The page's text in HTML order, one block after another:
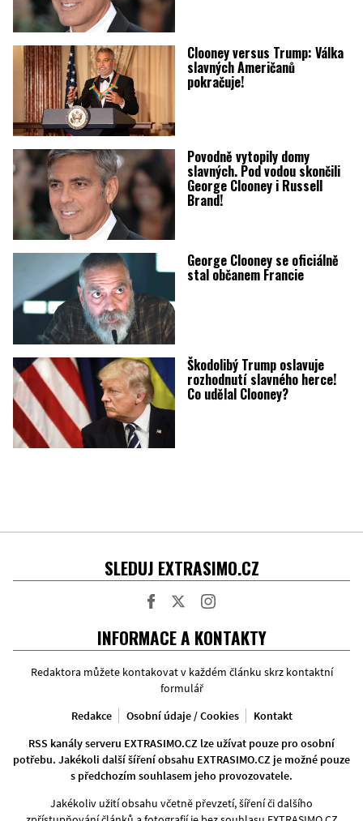
Clooney versus Trump: Válka
slavných Američanů
pokračuje!
Povodně vytopily domy
slavných. Pod vodou skončili
George Clooney i Russell
Brand!
George Clooney se oficiálně
stal občanem Francie
Škodolibý Trump oslavuje
rozhodnutí slavného herce!
Co udělal Clooney?
SLEDUJ EXTRASIMO.CZ
INFORMACE A KONTAKTY
Redaktora můžete kontakovat v každém článku skrz kontaktní
formulář
Redakce
Osobní údaje / Cookies
Kontakt
RSS kanály serveru EXTRASIMO.CZ lze užívat pouze pro osobní
potřebu. Jakékoli další šíření obsahu EXTRASIMO.CZ je možné pouze
s předchozím souhlasem jeho provozovatele.
Jakékoliv užití obsahu včetně převzetí, šíření či dalšího